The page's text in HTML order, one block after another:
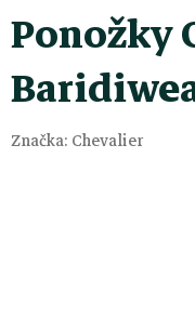
Ponožky
Značka: Chevalier